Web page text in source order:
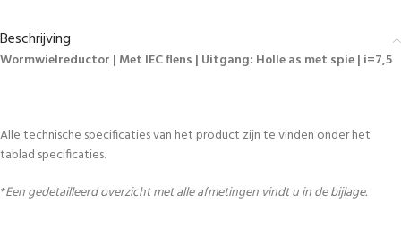
Beschrijving
Wormwielreductor | Met IEC flens | Uitgang: Holle as met spie | i=7,5
Alle technische specificaties van het product zijn te vinden onder het
tablad specificaties.
*Een gedetailleerd overzicht met alle afmetingen vindt u in de bijlage.